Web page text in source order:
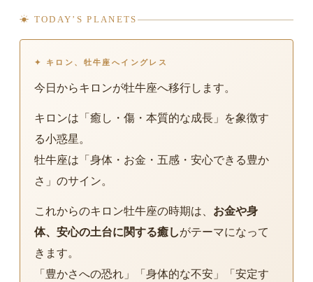
☀ TODAY’S PLANETS
✦ キロン、牡牛座へイングレス
今日からキロンが牡牛座へ移行します。
キロンは「癒し・傷・本質的な成長」を象徴す
る小惑星。
牡牛座は「身体・お金・五感・安心できる豊か
さ」のサイン。
これからのキロン牡牛座の時期は、 お金や身
体、安心の土台に関する癒しがテーマになって
きます。
「豊かさへの恐れ」「身体的な不安」「安定す